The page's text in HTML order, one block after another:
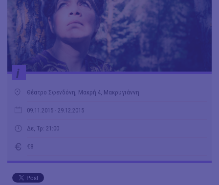
i
Θέατρο Σφενδόνη, Μακρή 4, Μακρυγιάννη
09.11.2015 - 29.12.2015
Δε, Τρ: 21:00
€8